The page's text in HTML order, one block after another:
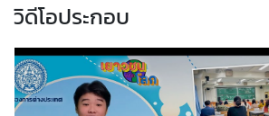
ย
กั
บ
ก
วิดีโอประกอบ